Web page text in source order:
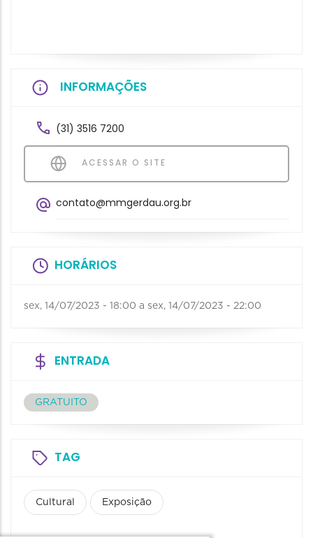
INFORMAÇÕES
(31) 3516 7200
ACESSAR O SITE
contato@mmgerdau.org.br
HORÁRIOS
sex, 14/07/2023 - 18:00 a sex, 14/07/2023 - 22:00
ENTRADA
GRATUITO
TAG
Cultural Exposição